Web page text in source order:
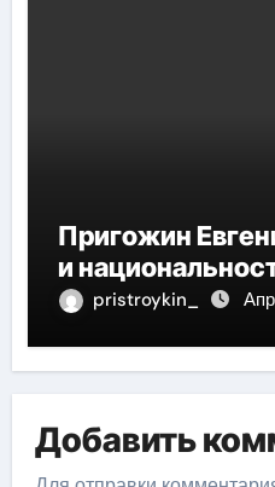
Пригожин
и
pristroykin_
Добавить